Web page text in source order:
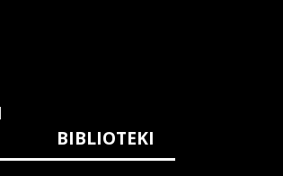
BIBLIOTEKI